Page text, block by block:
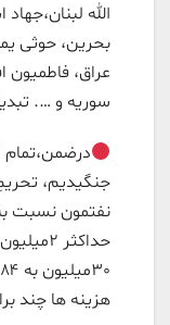
الله
بحرین، حوثی
عراق، فاطمیون
سوریه و ….
جنگیدیم،
حداکثر
هزینه ها چند